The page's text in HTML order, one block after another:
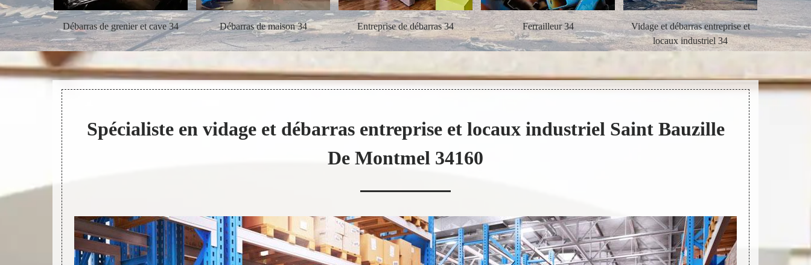
34 Débarras de grenier et cave 34 Débarras de maison 34 Entreprise de débarras 34 Ferrailleur 34
Vidage et débarras entreprise et
locaux industriel 34
Spécialiste en vidage et débarras entreprise et locaux industriel Saint Bauzille
De Montmel 34160